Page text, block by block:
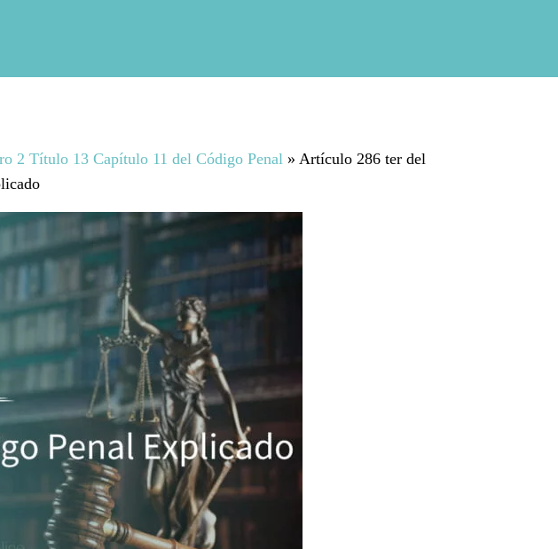
2 Título 13 Capítulo 11 del Código Penal» Artículo 286 ter del